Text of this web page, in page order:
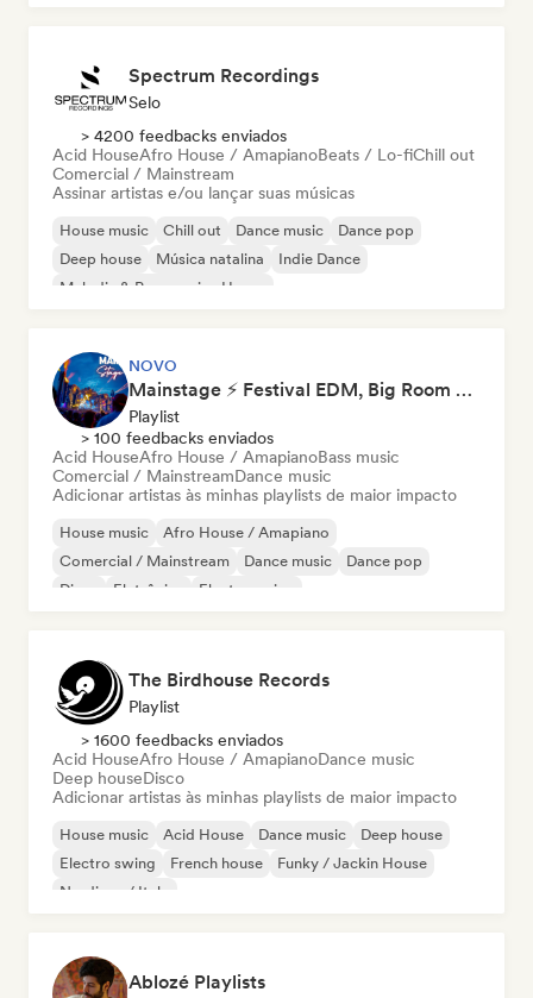
Spectrum Recordings
Selo
> 4200 feedbacks enviados
Acid HouseAfro House / AmapianoBeats / Lo-fiChill out
Comercial / Mainstream
Assinar artistas e/ou lançar suas músicas
House music Chill out Dance music
Dance pop
Deep house
Música natalina
Indie Dance
Melodic & Progressive House
NOVO
Mainstage ⚡ Festival EDM, Big Room & House Anthems
Playlist
> 100 feedbacks enviados
Acid HouseAfro House / AmapianoBass music
Comercial / MainstreamDance music
Adicionar artistas às minhas playlists de maior impacto
House music
Afro House / Amapiano
Comercial / Mainstream
Dance music
Dance pop
Disco
Eletrônica Electro swing
The Birdhouse Records
Playlist
> 1600 feedbacks enviados
Acid HouseAfro House / AmapianoDance music
Deep houseDisco
Adicionar artistas às minhas playlists de maior impacto
House music Acid House Dance music
Deep house
Electro swing
French house
Funky / Jackin House
Nu-disco / Italo
Ablozé Playlists